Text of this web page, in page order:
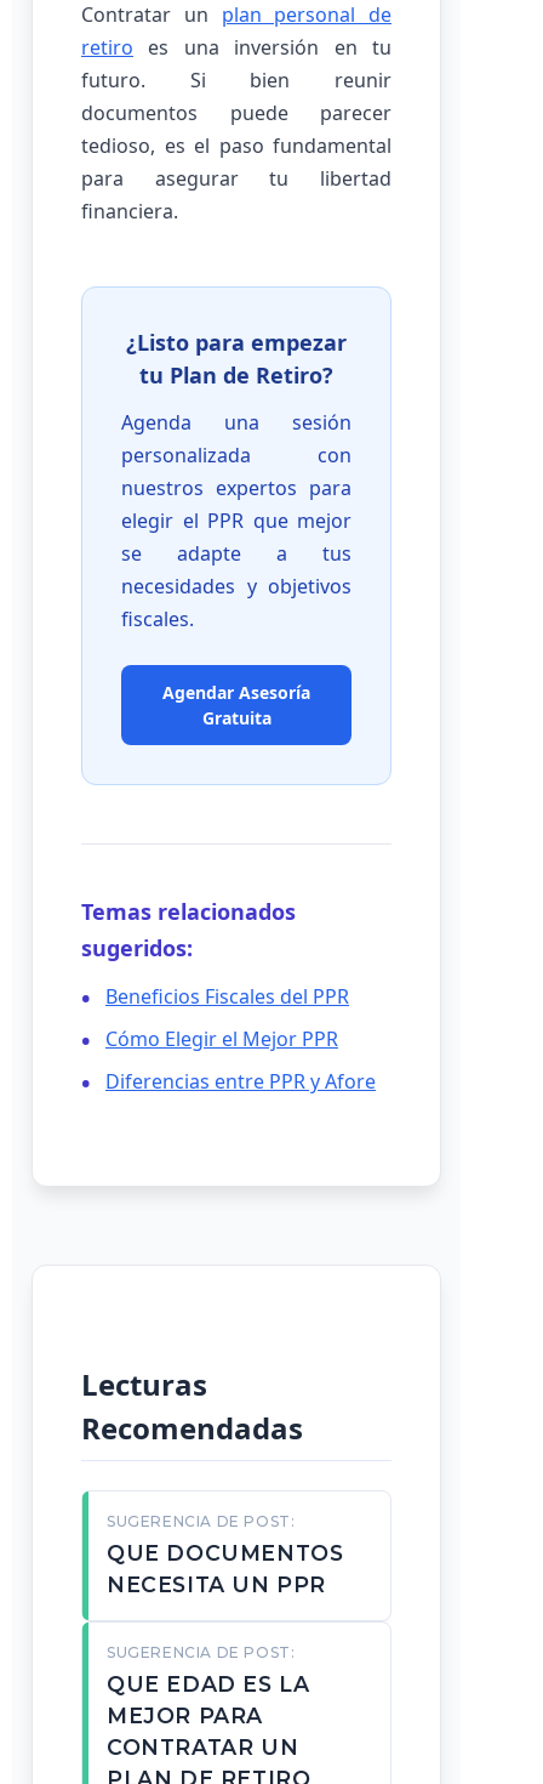
Contratar un plan personal de
retiro es una inversión en tu
futuro. Si bien reunir
documentos puede parecer
tedioso, es el paso fundamental
para asegurar tu libertad
financiera.
¿Listo para empezar
tu Plan de Retiro?
Agenda una sesión
personalizada con
nuestros expertos para
elegir el PPR que mejor
se adapte a tus
necesidades y objetivos
fiscales.
Agendar Asesoría
Gratuita
Temas relacionados
sugeridos:
Beneficios Fiscales del PPR
Cómo Elegir el Mejor PPR
Diferencias entre PPR y Afore
Lecturas
Recomendadas
SUGERENCIA DE POST:
QUE DOCUMENTOS
NECESITA UN PPR
SUGERENCIA DE POST:
QUE EDAD ES LA
MEJOR PARA
CONTRATAR UN
PLAN DE RETIRO